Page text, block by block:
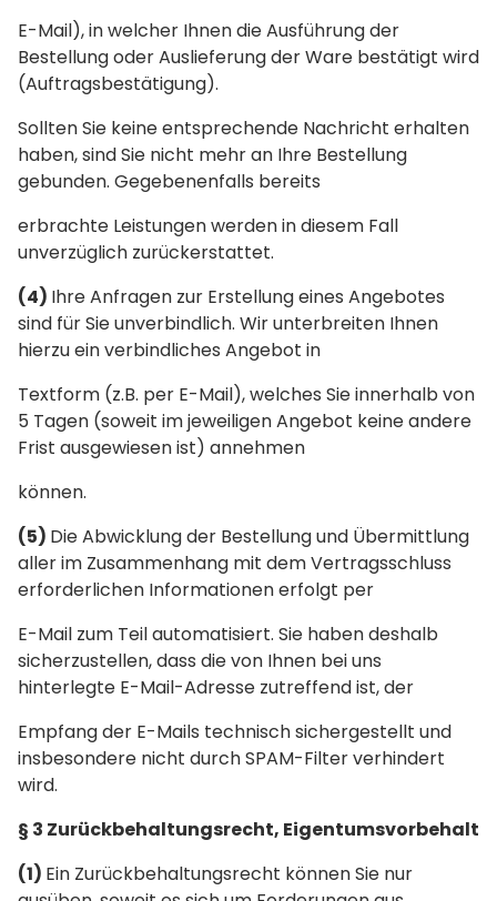
E-Mail), in welcher Ihnen die Ausführung der
Bestellung oder Auslieferung der Ware bestätigt wird
(Auftragsbestätigung).
Sollten Sie keine entsprechende Nachricht erhalten
haben, sind Sie nicht mehr an Ihre Bestellung
gebunden. Gegebenenfalls bereits
erbrachte Leistungen werden in diesem Fall
unverzüglich zurückerstattet.
(4) Ihre Anfragen zur Erstellung eines Angebotes
sind für Sie unverbindlich. Wir unterbreiten Ihnen
hierzu ein verbindliches Angebot in
Textform (z.B. per E-Mail), welches Sie innerhalb von
5 Tagen (soweit im jeweiligen Angebot keine andere
Frist ausgewiesen ist) annehmen
können.
(5) Die Abwicklung der Bestellung und Übermittlung
aller im Zusammenhang mit dem Vertragsschluss
erforderlichen Informationen erfolgt per
E-Mail zum Teil automatisiert. Sie haben deshalb
sicherzustellen, dass die von Ihnen bei uns
hinterlegte E-Mail-Adresse zutreffend ist, der
Empfang der E-Mails technisch sichergestellt und
insbesondere nicht durch SPAM-Filter verhindert
wird.
§ 3 Zurückbehaltungsrecht, Eigentumsvorbehalt
(1) Ein Zurückbehaltungsrecht können Sie nur